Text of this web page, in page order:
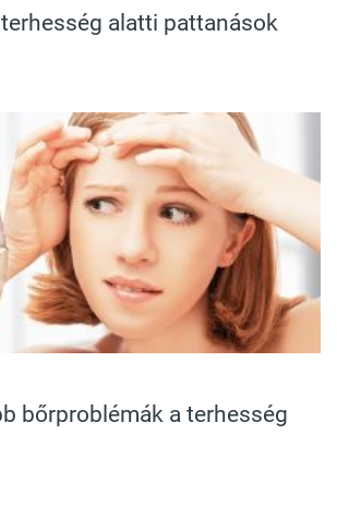
alatti pattanások
bőrproblémák a terhesség